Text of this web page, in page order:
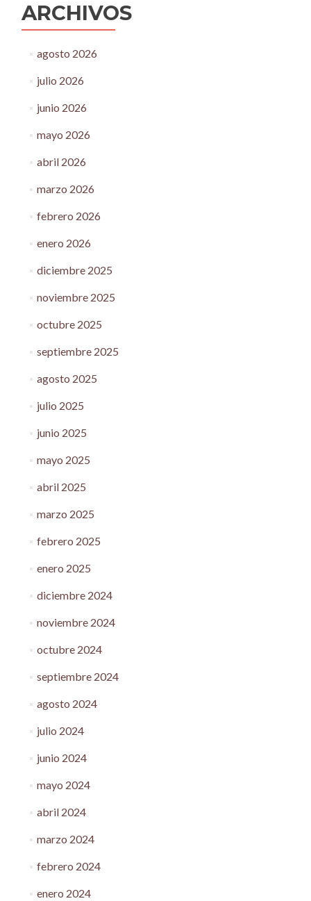
ARCHIVOS
agosto 2026
julio 2026
junio 2026
mayo 2026
abril 2026
marzo 2026
febrero 2026
enero 2026
diciembre 2025
noviembre 2025
octubre 2025
septiembre 2025
agosto 2025
julio 2025
junio 2025
mayo 2025
abril 2025
marzo 2025
febrero 2025
enero 2025
diciembre 2024
noviembre 2024
octubre 2024
septiembre 2024
agosto 2024
julio 2024
junio 2024
mayo 2024
abril 2024
marzo 2024
febrero 2024
enero 2024